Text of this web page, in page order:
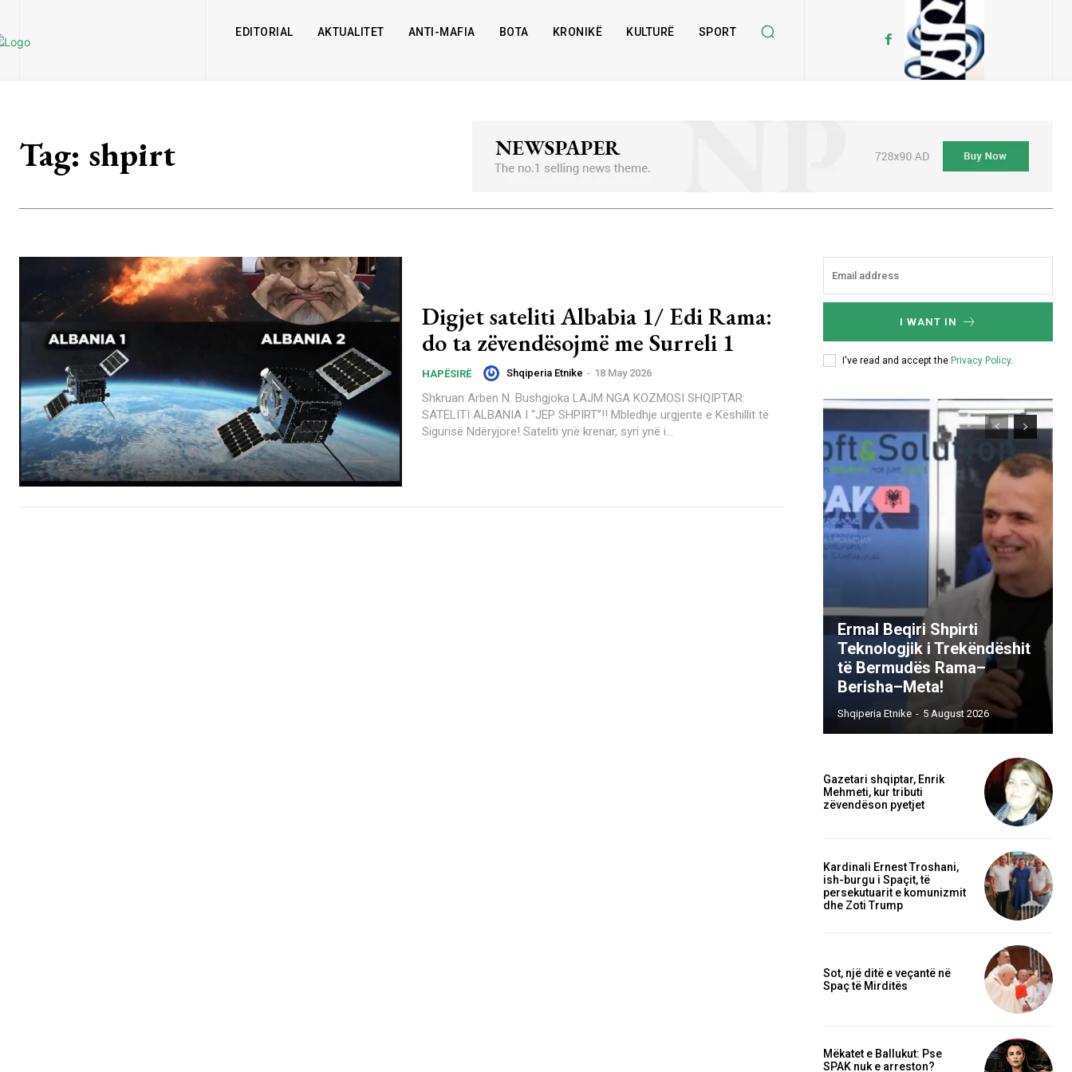
EDITORIAL AKTUALITET ANTI-MAFIA BOTA KRONIKË KULTURË SPORT
Tag: shpirt
Digjet sateliti Albabia 1/ Edi Rama:
do ta zëvendësojmë me Surreli 1
HAPËSIRË Shqiperia Etnike - 18 May 2026
Shkruan Arben N. Bushgjoka LAJM NGA KOZMOSI SHQIPTAR:
SATELITI ALBANIA I “JEP SHPIRT”!! Mbledhje urgjente e Këshillit të
Sigurisë Ndëryjore! Sateliti ynë krenar, syri ynë i...
I WANT IN
I've read and accept the Privacy Policy.
Ermal Beqiri Shpirti
Teknologjik i Trekëndëshit
të Bermudës Rama–
Berisha–Meta!
Shqiperia Etnike - 5 August 2026
Gazetari shqiptar, Enrik
Mehmeti, kur tributi
zëvendëson pyetjet
Kardinali Ernest Troshani,
ish-burgu i Spaçit, të
persekutuarit e komunizmit
dhe Zoti Trump
Sot, një ditë e veçantë në
Spaç të Mirditës
Mëkatet e Ballukut: Pse
SPAK nuk e arreston?